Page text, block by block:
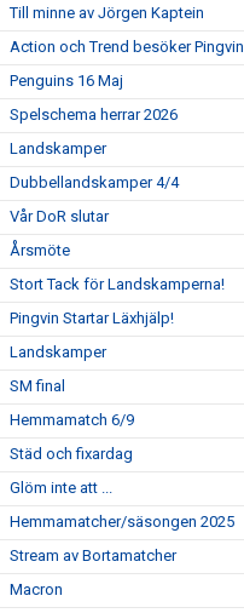
Till minne av Jörgen Kaptein
Action och Trend besöker Pingvin
Penguins 16 Maj
Spelschema herrar 2026
Landskamper
Dubbellandskamper 4/4
Vår DoR slutar
Årsmöte
Stort Tack för Landskamperna!
Pingvin Startar Läxhjälp!
Landskamper
SM final
Hemmamatch 6/9
Städ och fixardag
Glöm inte att ...
Hemmamatcher/säsongen 2025
Stream av Bortamatcher
Macron